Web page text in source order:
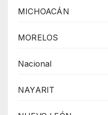
MICHOACÁN
MORELOS
Nacional
NAYARIT